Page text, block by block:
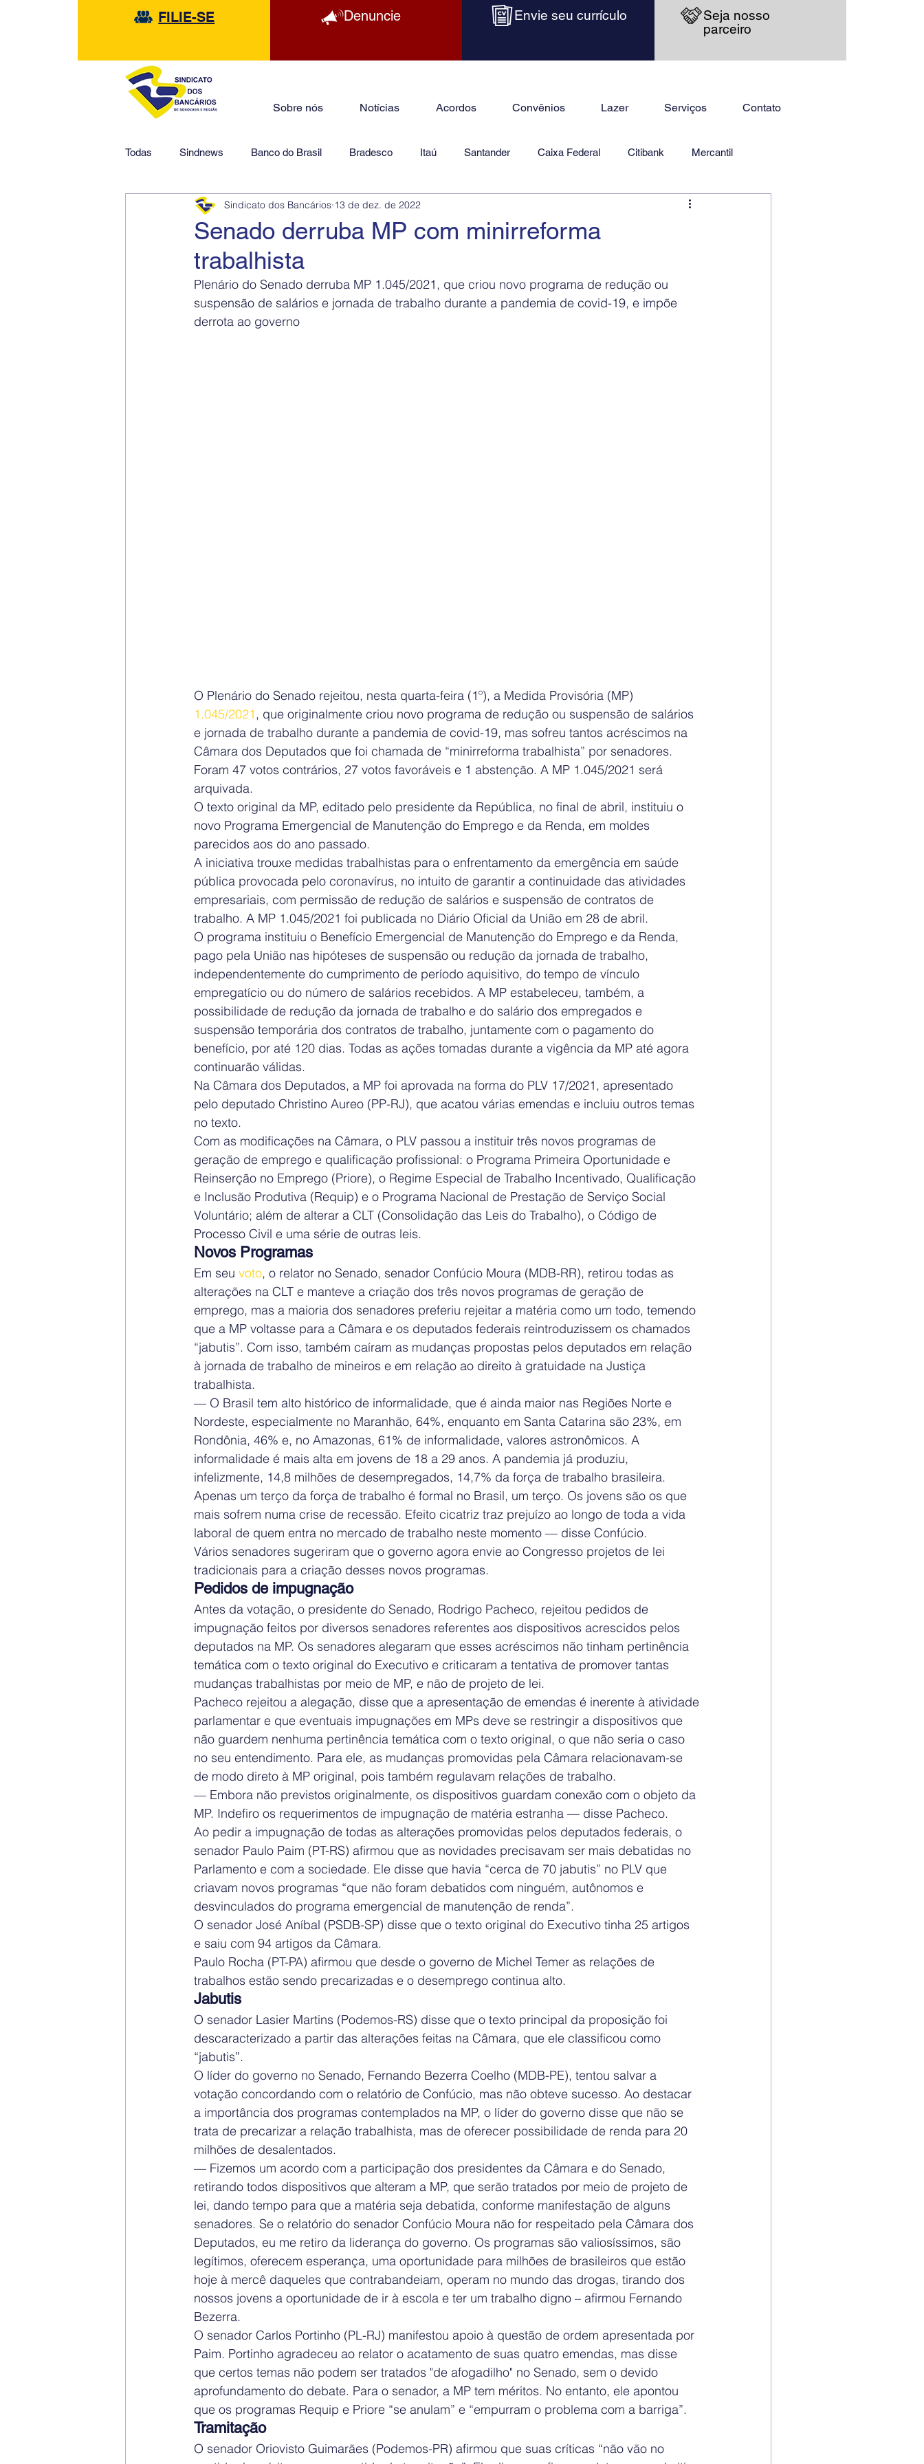
FILIE-SE Denuncie Envie seu currículo
Seja nosso
parceiro
Sobre nós Notícias Acordos Convênios Lazer Serviços Contato
Todas Sindnews Banco do Brasil Bradesco Itaú Santander Caixa Federal Citibank Mercantil
HSBC Financeiras Jurídico
Senado derruba MP com minirreforma
trabalhista
Sindicato dos Bancários 13 de dez. de 2022
Plenário do Senado derruba MP 1.045/2021, que criou novo programa de redução ou
suspensão de salários e jornada de trabalho durante a pandemia de covid-19, e impõe
derrota ao governo
O Plenário do Senado rejeitou, nesta quarta-feira (1º), a Medida Provisória (MP)
1.045/2021, que originalmente criou novo programa de redução ou suspensão de salários
e jornada de trabalho durante a pandemia de covid-19, mas sofreu tantos acréscimos na
Câmara dos Deputados que foi chamada de “minirreforma trabalhista” por senadores.
Foram 47 votos contrários, 27 votos favoráveis e 1 abstenção. A MP 1.045/2021 será
arquivada.
O texto original da MP, editado pelo presidente da República, no final de abril, instituiu o
novo Programa Emergencial de Manutenção do Emprego e da Renda, em moldes
parecidos aos do ano passado.
A iniciativa trouxe medidas trabalhistas para o enfrentamento da emergência em saúde
pública provocada pelo coronavírus, no intuito de garantir a continuidade das atividades
empresariais, com permissão de redução de salários e suspensão de contratos de
trabalho. A MP 1.045/2021 foi publicada no Diário Oficial da União em 28 de abril.
O programa instituiu o Benefício Emergencial de Manutenção do Emprego e da Renda,
pago pela União nas hipóteses de suspensão ou redução da jornada de trabalho,
independentemente do cumprimento de período aquisitivo, do tempo de vínculo
empregatício ou do número de salários recebidos. A MP estabeleceu, também, a
possibilidade de redução da jornada de trabalho e do salário dos empregados e
suspensão temporária dos contratos de trabalho, juntamente com o pagamento do
benefício, por até 120 dias. Todas as ações tomadas durante a vigência da MP até agora
continuarão válidas.
Na Câmara dos Deputados, a MP foi aprovada na forma do PLV 17/2021, apresentado
pelo deputado Christino Aureo (PP-RJ), que acatou várias emendas e incluiu outros temas
no texto.
Com as modificações na Câmara, o PLV passou a instituir três novos programas de
geração de emprego e qualificação profissional: o Programa Primeira Oportunidade e
Reinserção no Emprego (Priore), o Regime Especial de Trabalho Incentivado, Qualificação
e Inclusão Produtiva (Requip) e o Programa Nacional de Prestação de Serviço Social
Voluntário; além de alterar a CLT (Consolidação das Leis do Trabalho), o Código de
Processo Civil e uma série de outras leis.
Novos Programas
Em seu voto, o relator no Senado, senador Confúcio Moura (MDB-RR), retirou todas as
alterações na CLT e manteve a criação dos três novos programas de geração de
emprego, mas a maioria dos senadores preferiu rejeitar a matéria como um todo, temendo
que a MP voltasse para a Câmara e os deputados federais reintroduzissem os chamados
“jabutis”. Com isso, também caíram as mudanças propostas pelos deputados em relação
à jornada de trabalho de mineiros e em relação ao direito à gratuidade na Justiça
trabalhista.
— O Brasil tem alto histórico de informalidade, que é ainda maior nas Regiões Norte e
Nordeste, especialmente no Maranhão, 64%, enquanto em Santa Catarina são 23%, em
Rondônia, 46% e, no Amazonas, 61% de informalidade, valores astronômicos. A
informalidade é mais alta em jovens de 18 a 29 anos. A pandemia já produziu,
infelizmente, 14,8 milhões de desempregados, 14,7% da força de trabalho brasileira.
Apenas um terço da força de trabalho é formal no Brasil, um terço. Os jovens são os que
mais sofrem numa crise de recessão. Efeito cicatriz traz prejuízo ao longo de toda a vida
laboral de quem entra no mercado de trabalho neste momento — disse Confúcio.
Vários senadores sugeriram que o governo agora envie ao Congresso projetos de lei
tradicionais para a criação desses novos programas.
Pedidos de impugnação
Antes da votação, o presidente do Senado, Rodrigo Pacheco, rejeitou pedidos de
impugnação feitos por diversos senadores referentes aos dispositivos acrescidos pelos
deputados na MP. Os senadores alegaram que esses acréscimos não tinham pertinência
temática com o texto original do Executivo e criticaram a tentativa de promover tantas
mudanças trabalhistas por meio de MP, e não de projeto de lei.
Pacheco rejeitou a alegação, disse que a apresentação de emendas é inerente à atividade
parlamentar e que eventuais impugnações em MPs deve se restringir a dispositivos que
não guardem nenhuma pertinência temática com o texto original, o que não seria o caso
no seu entendimento. Para ele, as mudanças promovidas pela Câmara relacionavam-se
de modo direto à MP original, pois também regulavam relações de trabalho.
— Embora não previstos originalmente, os dispositivos guardam conexão com o objeto da
MP. Indefiro os requerimentos de impugnação de matéria estranha — disse Pacheco.
Ao pedir a impugnação de todas as alterações promovidas pelos deputados federais, o
senador Paulo Paim (PT-RS) afirmou que as novidades precisavam ser mais debatidas no
Parlamento e com a sociedade. Ele disse que havia “cerca de 70 jabutis” no PLV que
criavam novos programas “que não foram debatidos com ninguém, autônomos e
desvinculados do programa emergencial de manutenção de renda”.
O senador José Aníbal (PSDB-SP) disse que o texto original do Executivo tinha 25 artigos
e saiu com 94 artigos da Câmara.
Paulo Rocha (PT-PA) afirmou que desde o governo de Michel Temer as relações de
trabalhos estão sendo precarizadas e o desemprego continua alto.
Jabutis
O senador Lasier Martins (Podemos-RS) disse que o texto principal da proposição foi
descaracterizado a partir das alterações feitas na Câmara, que ele classificou como
“jabutis”.
O líder do governo no Senado, Fernando Bezerra Coelho (MDB-PE), tentou salvar a
votação concordando com o relatório de Confúcio, mas não obteve sucesso. Ao destacar
a importância dos programas contemplados na MP, o líder do governo disse que não se
trata de precarizar a relação trabalhista, mas de oferecer possibilidade de renda para 20
milhões de desalentados.
— Fizemos um acordo com a participação dos presidentes da Câmara e do Senado,
retirando todos dispositivos que alteram a MP, que serão tratados por meio de projeto de
lei, dando tempo para que a matéria seja debatida, conforme manifestação de alguns
senadores. Se o relatório do senador Confúcio Moura não for respeitado pela Câmara dos
Deputados, eu me retiro da liderança do governo. Os programas são valiosíssimos, são
legítimos, oferecem esperança, uma oportunidade para milhões de brasileiros que estão
hoje à mercê daqueles que contrabandeiam, operam no mundo das drogas, tirando dos
nossos jovens a oportunidade de ir à escola e ter um trabalho digno – afirmou Fernando
Bezerra.
O senador Carlos Portinho (PL-RJ) manifestou apoio à questão de ordem apresentada por
Paim. Portinho agradeceu ao relator o acatamento de suas quatro emendas, mas disse
que certos temas não podem ser tratados "de afogadilho" no Senado, sem o devido
aprofundamento do debate. Para o senador, a MP tem méritos. No entanto, ele apontou
que os programas Requip e Priore “se anulam” e “empurram o problema com a barriga”.
Tramitação
O senador Oriovisto Guimarães (Podemos-PR) afirmou que suas críticas “não vão no